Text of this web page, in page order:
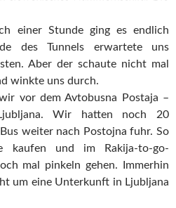
einer Stunde ging es endlich
des Tunnels erwartete uns
Aber der schaute nicht mal
winkte uns durch.
vor dem Avtobusna Postaja –
Wir hatten noch 20
weiter nach Postojna fuhr. So
kaufen und im Rakija-to-go-
mal pinkeln gehen. Immerhin
um eine Unterkunft in Ljubljana